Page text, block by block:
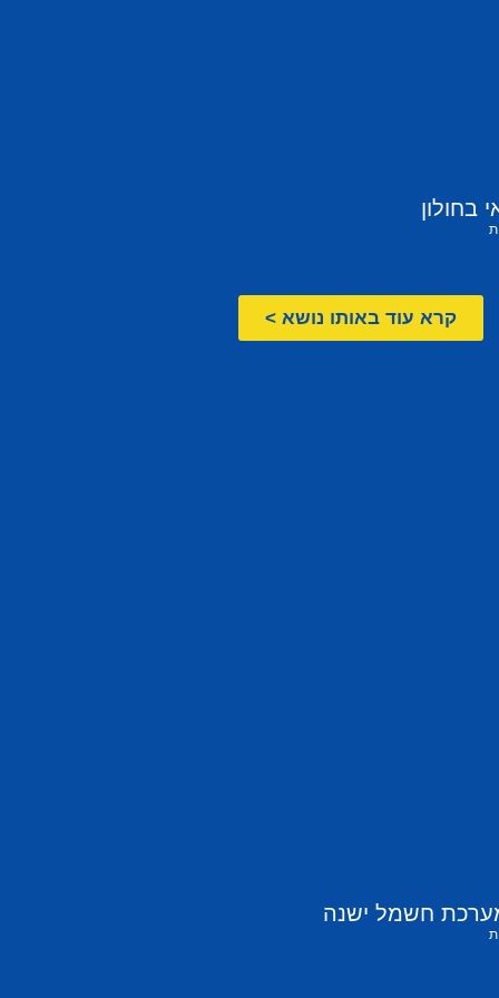
בחולון
קרא עוד באותו נושא >
חשמל ישנה